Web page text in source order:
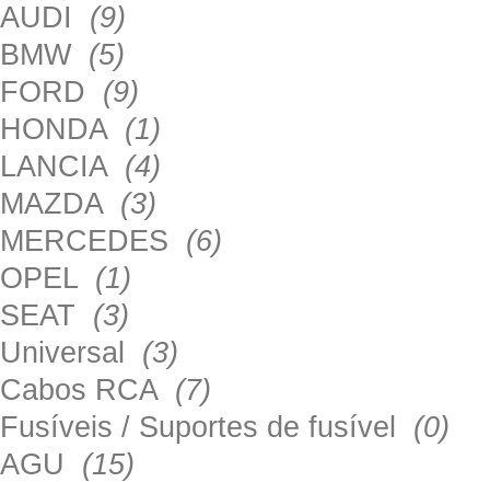
AUDI (9)
BMW (5)
FORD (9)
HONDA (1)
LANCIA (4)
MAZDA (3)
MERCEDES (6)
OPEL (1)
SEAT (3)
Universal (3)
Cabos RCA (7)
Fusíveis / Suportes de fusível (0)
AGU (15)